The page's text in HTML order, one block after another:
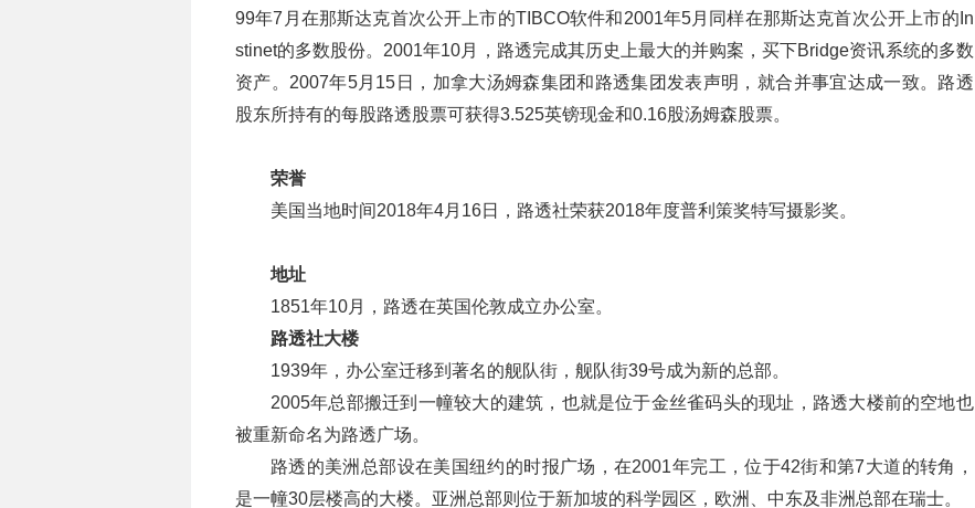
99年7月在那斯达克首次公开上市的TIBCO软件和2001年5月同样在那斯达克首次公开上市的In
stinet的多数股份。2001年10月，路透完成其历史上最大的并购案，买下Bridge资讯系统的多数
资产。2007年5月15日，加拿大汤姆森集团和路透集团发表声明，就合并事宜达成一致。路透
股东所持有的每股路透股票可获得3.525英镑现金和0.16股汤姆森股票。
荣誉
美国当地时间2018年4月16日，路透社荣获2018年度普利策奖特写摄影奖。
地址
1851年10月，路透在英国伦敦成立办公室。
路透社大楼
1939年，办公室迁移到著名的舰队街，舰队街39号成为新的总部。
2005年总部搬迁到一幢较大的建筑，也就是位于金丝雀码头的现址，路透大楼前的空地也
被重新命名为路透广场。
路透的美洲总部设在美国纽约的时报广场，在2001年完工，位于42街和第7大道的转角，
是一幢30层楼高的大楼。亚洲总部则位于新加坡的科学园区，欧洲、中东及非洲总部在瑞士。